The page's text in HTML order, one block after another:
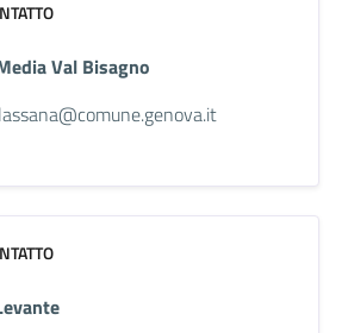
Val Bisagno